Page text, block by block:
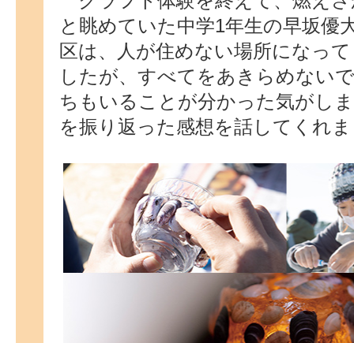
と眺めていた中学1年生の早坂優
区は、人が住めない場所になっ
したが、すべてをあきらめない
ちもいることが分かった気がし
を振り返った感想を話してくれ